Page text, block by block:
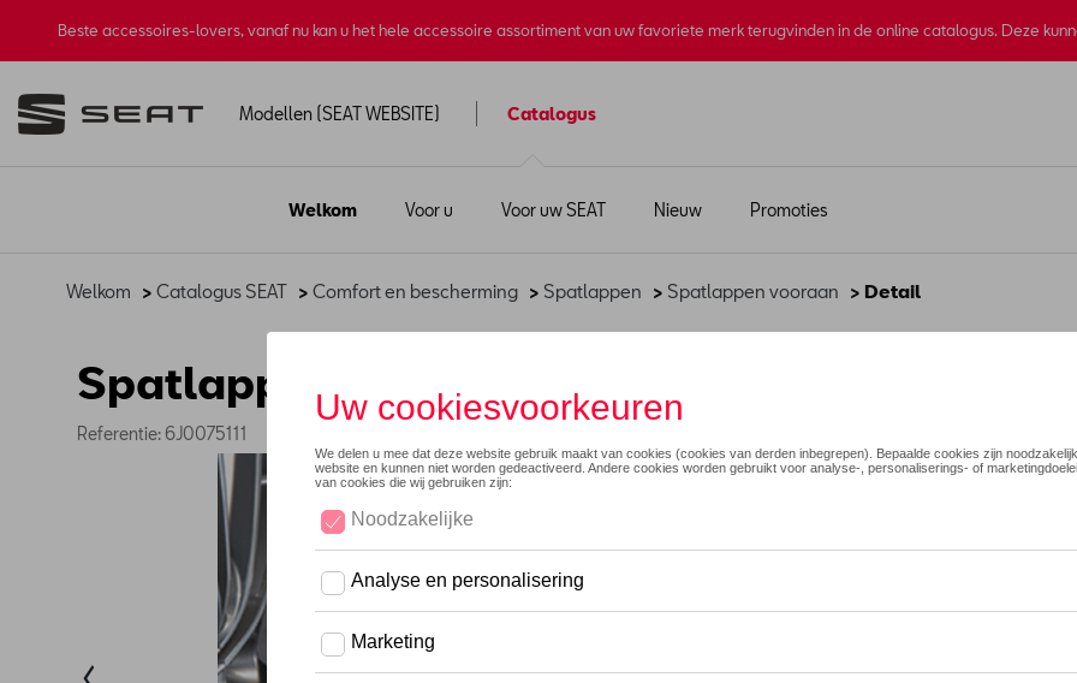
Beste accessoires-lovers, vanaf nu kan u het hele accessoire assortiment van uw favoriete merk terugvinden in de online catalogus. Deze
Modellen (SEAT WEBSITE) Catalogus
Welkom Voor u Voor uw SEAT Nieuw Promoties
Welkom > Catalogus SEAT > Comfort en bescherming > Spatlappen > Spatlappen vooraan > Detail
Spatlappenset voor
Referentie: 6J0075111
Dit product is momenteel niet